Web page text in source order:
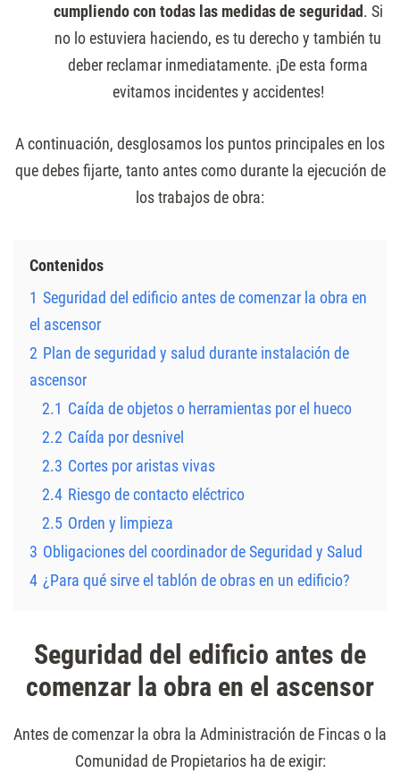
cumpliendo con todas las medidas de seguridad. Si
no lo estuviera haciendo, es tu derecho y también tu
deber reclamar inmediatamente. ¡De esta forma
evitamos incidentes y accidentes!
A continuación, desglosamos los puntos principales en los
que debes fijarte, tanto antes como durante la ejecución de
los trabajos de obra:
Contenidos
1 Seguridad del edificio antes de comenzar la obra en
el ascensor
2 Plan de seguridad y salud durante instalación de
ascensor
2.1 Caída de objetos o herramientas por el hueco
2.2 Caída por desnivel
2.3 Cortes por aristas vivas
2.4 Riesgo de contacto eléctrico
2.5 Orden y limpieza
3 Obligaciones del coordinador de Seguridad y Salud
4 ¿Para qué sirve el tablón de obras en un edificio?
Seguridad del edificio antes de
comenzar la obra en el ascensor
Antes de comenzar la obra la Administración de Fincas o la
Comunidad de Propietarios ha de exigir: